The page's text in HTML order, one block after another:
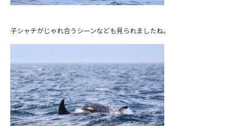
子シャチがじゃれ合うシーンなども見られましたね。